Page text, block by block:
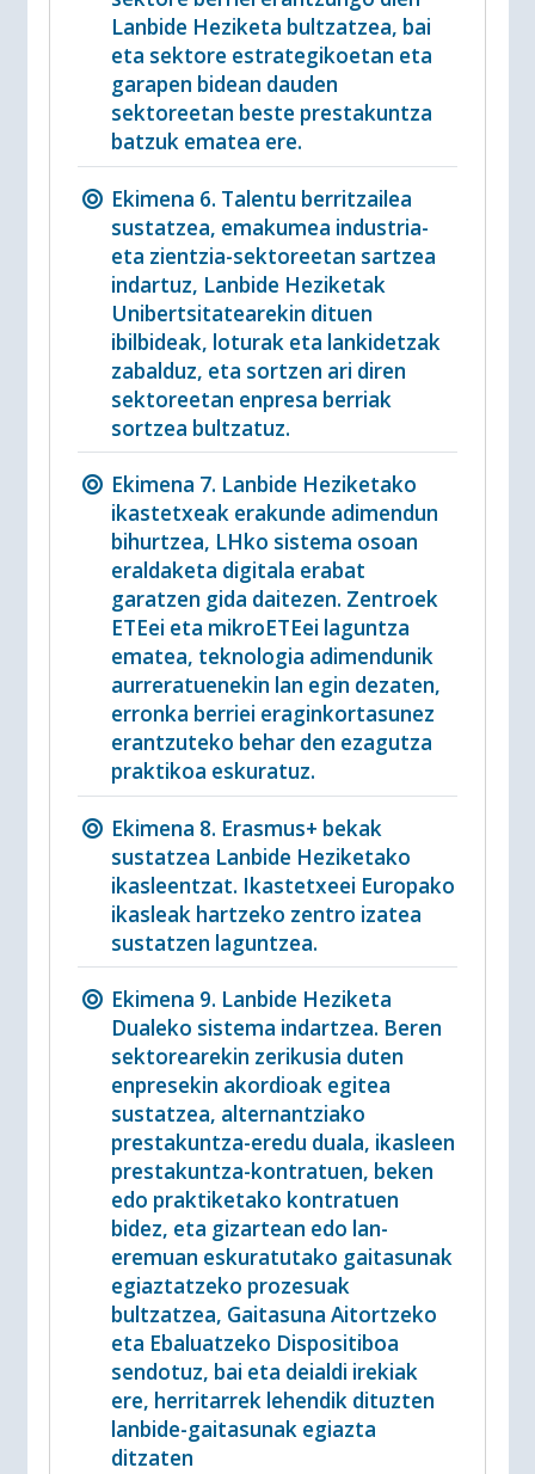
Lanbide Heziketa bultzatzea, bai
eta sektore estrategikoetan eta
garapen bidean dauden
sektoreetan beste prestakuntza
batzuk ematea ere.
Ekimena 6. Talentu berritzailea
sustatzea, emakumea industria-
eta zientzia-sektoreetan sartzea
indartuz, Lanbide Heziketak
Unibertsitatearekin dituen
ibilbideak, loturak eta lankidetzak
zabalduz, eta sortzen ari diren
sektoreetan enpresa berriak
sortzea bultzatuz.
Ekimena 7. Lanbide Heziketako
ikastetxeak erakunde adimendun
bihurtzea, LHko sistema osoan
eraldaketa digitala erabat
garatzen gida daitezen. Zentroek
ETEei eta mikroETEei laguntza
ematea, teknologia adimendunik
aurreratuenekin lan egin dezaten,
erronka berriei eraginkortasunez
erantzuteko behar den ezagutza
praktikoa eskuratuz.
Ekimena 8. Erasmus+ bekak
sustatzea Lanbide Heziketako
ikasleentzat. Ikastetxeei Europako
ikasleak hartzeko zentro izatea
sustatzen laguntzea.
Ekimena 9. Lanbide Heziketa
Dualeko sistema indartzea. Beren
sektorearekin zerikusia duten
enpresekin akordioak egitea
sustatzea, alternantziako
prestakuntza-eredu duala, ikasleen
prestakuntza-kontratuen, beken
edo praktiketako kontratuen
bidez, eta gizartean edo lan-
eremuan eskuratutako gaitasunak
egiaztatzeko prozesuak
bultzatzea, Gaitasuna Aitortzeko
eta Ebaluatzeko Dispositiboa
sendotuz, bai eta deialdi irekiak
ere, herritarrek lehendik dituzten
lanbide-gaitasunak egiazta
ditzaten